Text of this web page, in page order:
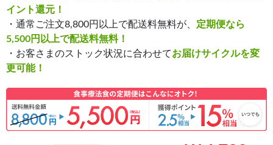
イント還元！
・通常ご注文8,800円以上で配送料無料が、 定期便なら
5,500円以上で配送料無料！
・お客さまのストック状況に合わせてお届けサイクルを変
更可能！